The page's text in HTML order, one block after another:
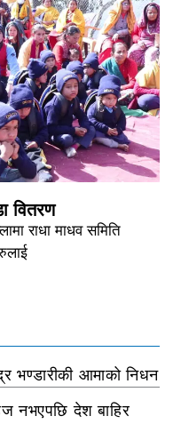
वितरण
राधा माधव समिति
भण्डारीकी आमाको निधन
नभएपछि देश बाहिर